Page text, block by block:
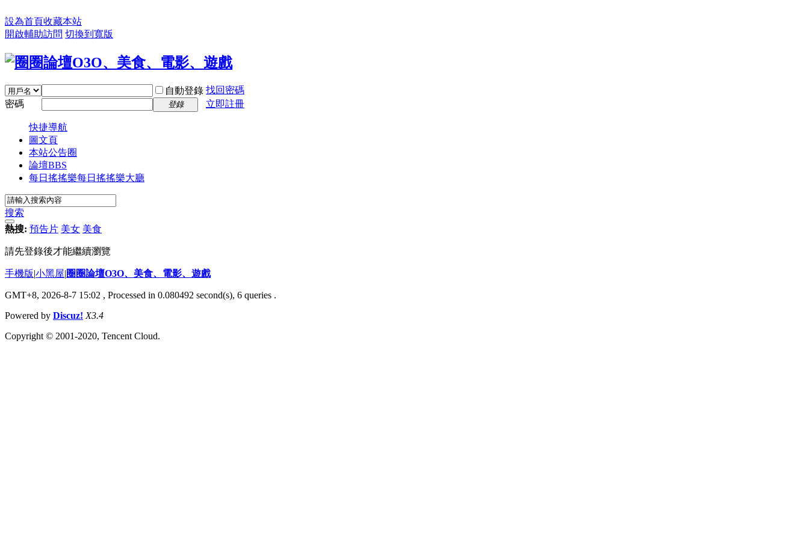
設為首頁收藏本站
開啟輔助訪問 切換到寬版
自動登錄 找回密碼
密碼
登錄 立即註冊
快捷導航
圖文頁
本站公告圈
論壇BBS
每日搖搖樂每日搖搖樂大廳
搜索
熱搜: 預告片 美女 美食
請先登錄後才能繼續瀏覽
手機版|小黑屋|圈圈論壇O3O、美食、電影、遊戲
GMT+8, 2026-8-7 15:02 , Processed in 0.080492 second(s), 6 queries .
Powered by Discuz! X3.4
Copyright © 2001-2020, Tencent Cloud.